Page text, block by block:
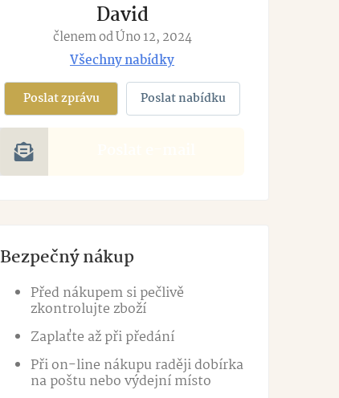
David
členem od Úno 12, 2024
Všechny nabídky
Poslat zprávu Poslat nabídku
Bezpečný nákup
Před nákupem si pečlivě
zkontrolujte zboží
Zaplaťte až při předání
Při on-line nákupu raději dobírka
na poštu nebo výdejní místo